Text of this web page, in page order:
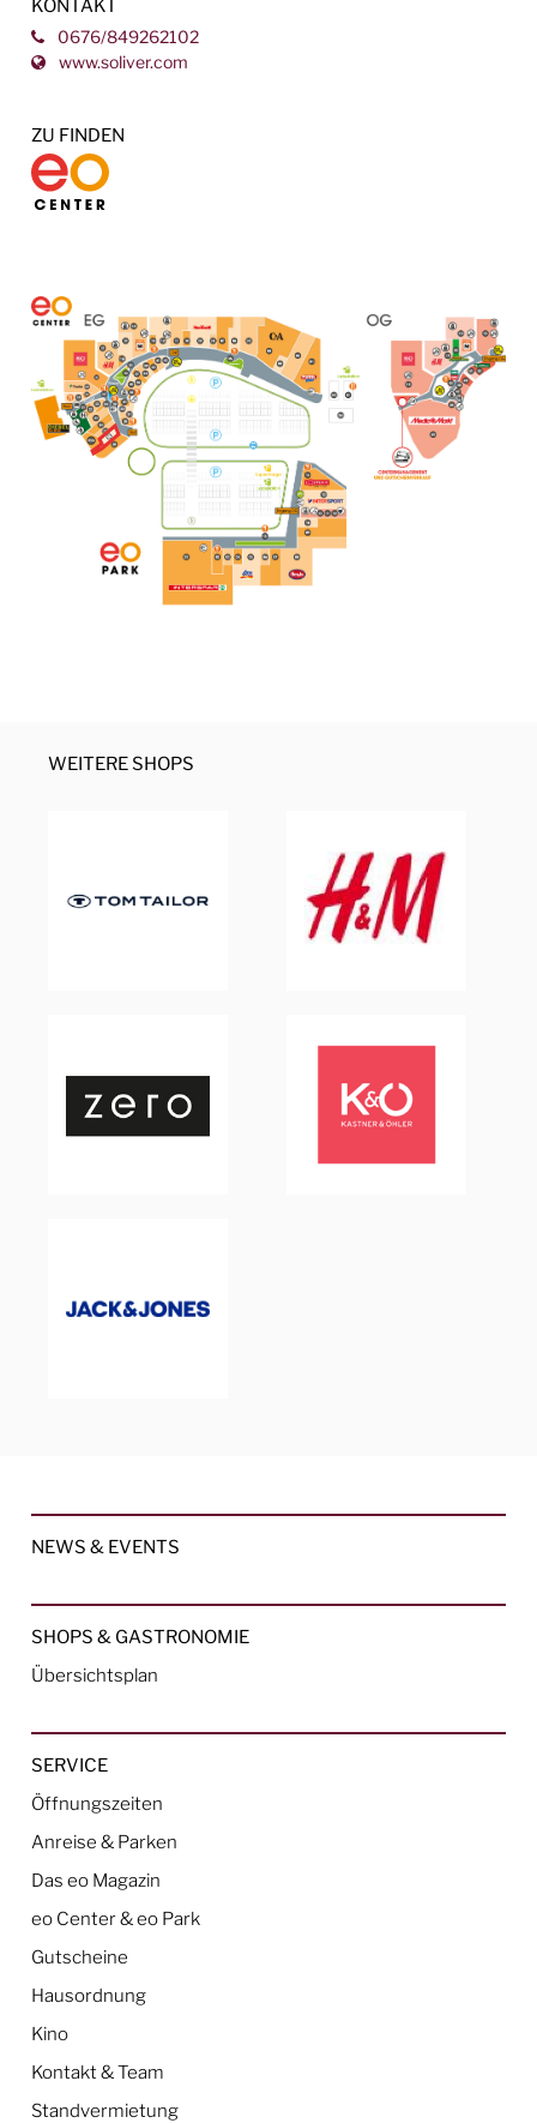
KONTAKT
0676/849262102
www.soliver.com
ZU FINDEN
WEITERE SHOPS
NEWS & EVENTS
SHOPS & GASTRONOMIE
Übersichtsplan
SERVICE
Öffnungszeiten
Anreise & Parken
Das eo Magazin
eo Center & eo Park
Gutscheine
Hausordnung
Kino
Kontakt & Team
Standvermietung